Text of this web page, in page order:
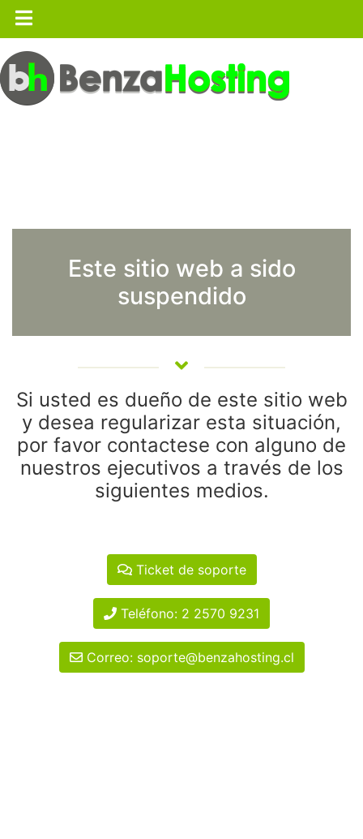
Este sitio web a sido
suspendido
Si usted es dueño de este sitio web
y desea regularizar esta situación,
por favor contactese con alguno de
nuestros ejecutivos a través de los
siguientes medios.
Ticket de soporte
Teléfono: 2 2570 9231
Correo: soporte@benzahosting.cl